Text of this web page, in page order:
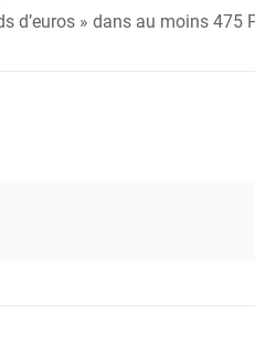
d’euros » dans au moins 475